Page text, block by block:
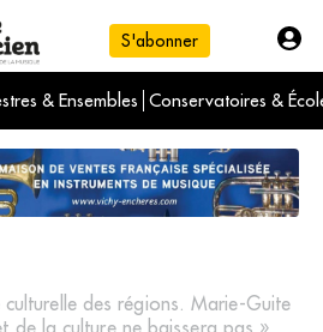
S'abonner
& Ensembles Conservatoires &
L'info du jour
numéro du mois
International
des régions. Marie-Guite
de la culture ne baissera pas »